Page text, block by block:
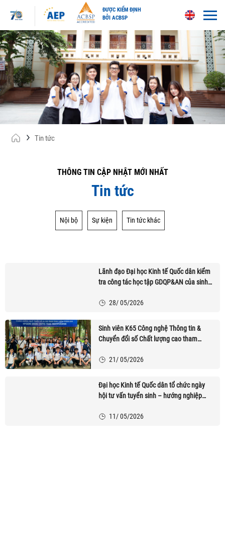
Skip
to
content
ĐƯỢC KIỂM ĐỊNH
BỞI ACBSP
Tin tức
THÔNG TIN CẬP NHẬT MỚI NHẤT
Tin tức
Nội bộ Sự kiện Tin tức khác
học chính quy khóa 64 Chương trình Tiên tiến,
Chất lượng cao, POHE và Phân tích kinh doanh
Lãnh đạo Đại học Kinh tế Quốc dân kiểm
tra công tác học tập GDQP&AN của sinh
cao, BA & POHE năm 2026
28/ 05/2026
Sinh viên K65 Công nghệ Thông tin &
Chuyển đổi số Chất lượng cao tham
21/ 05/2026
Đại học Kinh tế Quốc dân tổ chức ngày
hội tư vấn tuyển sinh – hướng nghiệp
11/ 05/2026